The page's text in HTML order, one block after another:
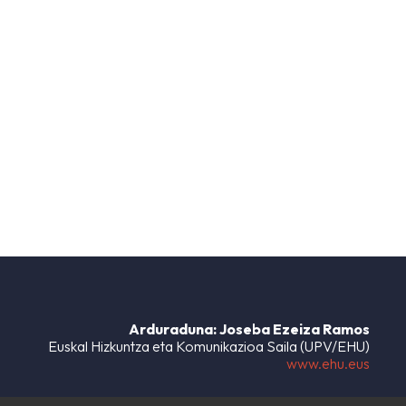
Arduraduna: Joseba Ezeiza Ramos
Euskal Hizkuntza eta Komunikazioa Saila (UPV/EHU)
www.ehu.eus